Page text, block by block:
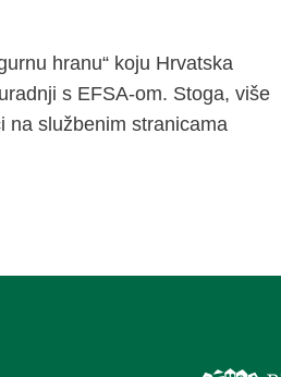
hranu“ koju Hrvatska
s EFSA-om. Stoga, više
na službenim stranicama